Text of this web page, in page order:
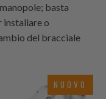
basta
installare o
del bracciale
NUOVO